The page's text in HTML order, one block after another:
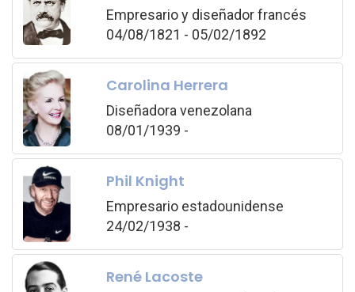
Empresario y diseñador francés
04/08/1821 - 05/02/1892
Carolina Herrera
Diseñadora venezolana
08/01/1939 -
Phil Knight
Empresario estadounidense
24/02/1938 -
René Lacoste